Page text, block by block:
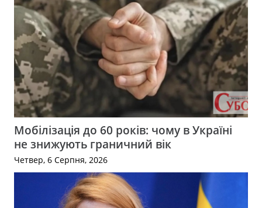
Мобілізація до 60 років: чому в Україні
не знижують граничний вік
Четвер, 6 Серпня, 2026